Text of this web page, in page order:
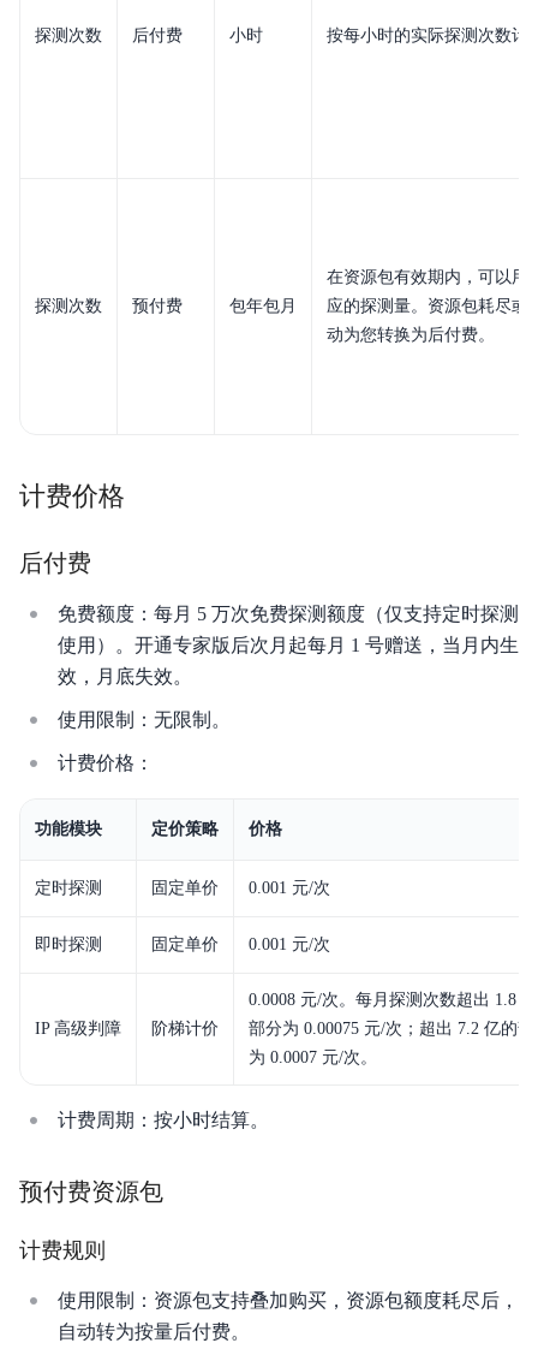
探测次数 后付费 小时 按每小时的实际探测次数计
探测次数 预付费 包年包月
在资源包有效期内，可以用
应的探测量。资源包耗尽或
动为您转换为后付费。
计费价格
后付费
免费额度：每月 5 万次免费探测额度（仅支持定时探测
使用）。开通专家版后次月起每月 1 号赠送，当月内生
效，月底失效。
使用限制：无限制。
计费价格：
功能模块 定价策略 价格
定时探测 固定单价 0.001 元/次
即时探测 固定单价 0.001 元/次
IP 高级判障 阶梯计价
0.0008 元/次。每月探测次数超出 1.8
部分为 0.00075 元/次；超出 7.2 亿的部
为 0.0007 元/次。
计费周期：按小时结算。
预付费资源包
计费规则
使用限制：资源包支持叠加购买，资源包额度耗尽后，
自动转为按量后付费。